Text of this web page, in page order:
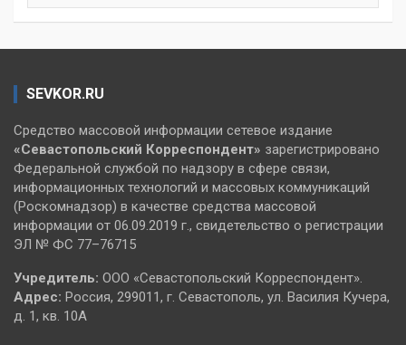
SEVKOR.RU
Средство массовой информации сетевое издание
«Севастопольский Корреспондент» зарегистрировано
Федеральной службой по надзору в сфере связи,
информационных технологий и массовых коммуникаций
(Роскомнадзор) в качестве средства массовой
информации от 06.09.2019 г., свидетельство о регистрации
ЭЛ № ФС 77–76715
Учредитель: ООО «Севастопольский Корреспондент».
Адрес: Россия, 299011, г. Севастополь, ул. Василия Кучера,
д. 1, кв. 10А